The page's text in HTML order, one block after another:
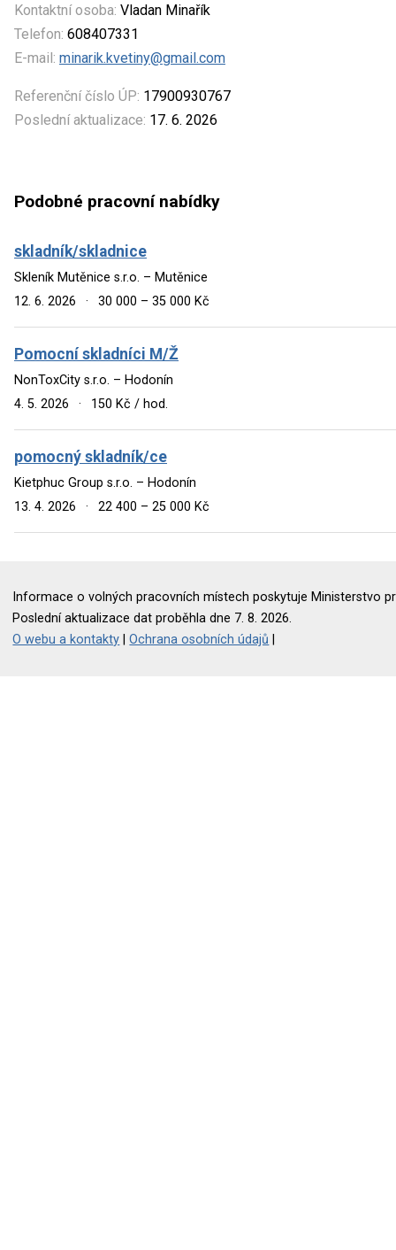
Kontaktní osoba: Vladan Minařík
Telefon: 608407331
E-mail: minarik.kvetiny@gmail.com
Referenční číslo ÚP: 17900930767
Poslední aktualizace: 17. 6. 2026
Podobné pracovní nabídky
skladník/skladnice
Skleník Mutěnice s.r.o. – Mutěnice
12. 6. 2026
· 30 000 – 35 000 Kč
Pomocní skladníci M/Ž
NonToxCity s.r.o. – Hodonín
4. 5. 2026
· 150 Kč / hod.
pomocný skladník/ce
Kietphuc Group s.r.o. – Hodonín
13. 4. 2026
· 22 400 – 25 000 Kč
Informace o volných pracovních místech poskytuje Ministerstvo
Poslední aktualizace dat proběhla dne 7. 8. 2026.
O webu a kontakty |Ochrana osobních údajů